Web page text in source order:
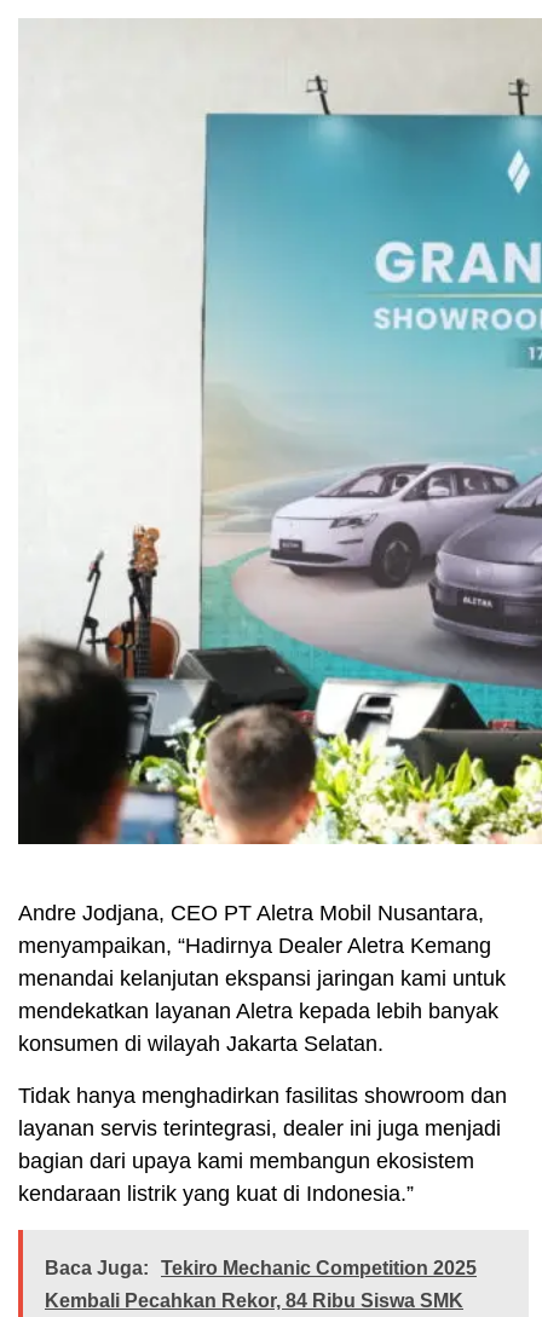
Andre Jodjana, CEO PT Aletra Mobil Nusantara,
menyampaikan, “Hadirnya Dealer Aletra Kemang
menandai kelanjutan ekspansi jaringan kami untuk
mendekatkan layanan Aletra kepada lebih banyak
konsumen di wilayah Jakarta Selatan.
Tidak hanya menghadirkan fasilitas showroom dan
layanan servis terintegrasi, dealer ini juga menjadi
bagian dari upaya kami membangun ekosistem
kendaraan listrik yang kuat di Indonesia.”
Baca Juga:
Tekiro Mechanic Competition 2025
Kembali Pecahkan Rekor, 84 Ribu Siswa SMK